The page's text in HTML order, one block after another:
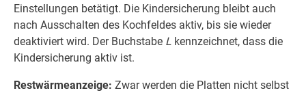
Einstellungen betätigt. Die Kindersicherung bleibt auch
nach Ausschalten des Kochfeldes aktiv, bis sie wieder
deaktiviert wird. Der Buchstabe L kennzeichnet, dass die
Kindersicherung aktiv ist.
Restwärmeanzeige: Zwar werden die Platten nicht selbst